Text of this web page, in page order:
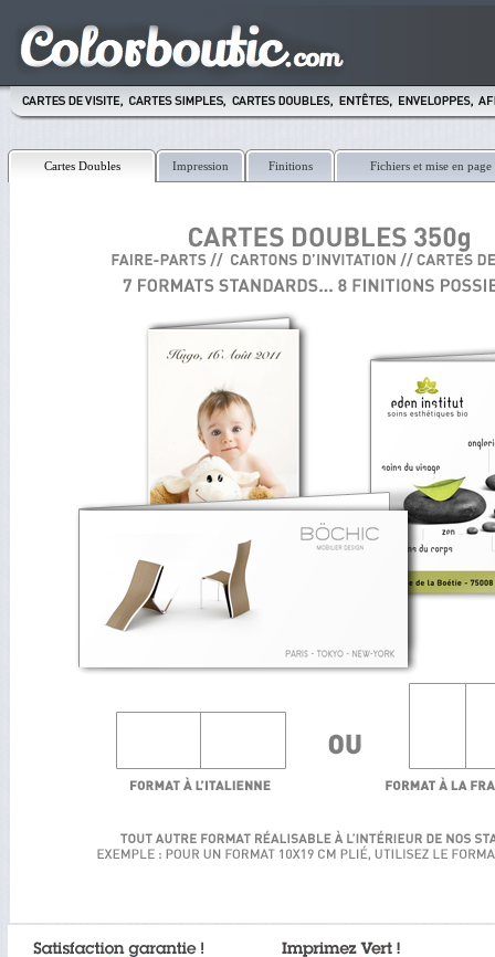
Cartes Doubles Impression Finitions Fichiers et mise en page